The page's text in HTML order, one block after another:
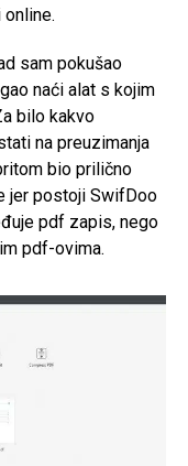
sam pokušao
naći alat s kojim
bilo kakvo
na preuzimanja
bio prilično
jer postoji SwifDoo
pdf zapis, nego
pdf-ovima.